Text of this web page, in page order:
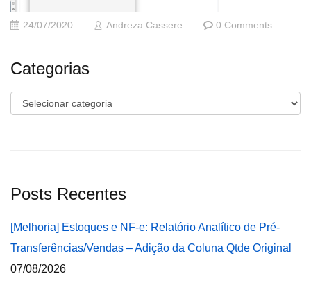
24/07/2020 Andreza Cassere 0 Comments
Categorias
Categorias
Posts Recentes
[Melhoria] Estoques e NF-e: Relatório Analítico de Pré-
Transferências/Vendas – Adição da Coluna Qtde Original
07/08/2026